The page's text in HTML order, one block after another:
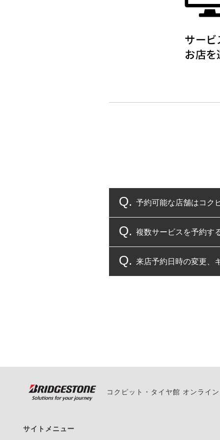
予約可能な店舗はコク
コクピット・タイヤ館
複数サービスを予約す
複数サービスのご予約
来店予約日時の変更、
また、やむを得ない
コクピット・タイヤ館 オンライ
サイトメニュー